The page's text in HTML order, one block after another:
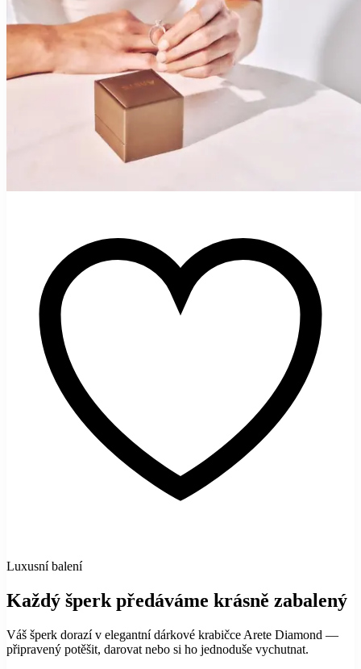
Luxusní balení
Každý šperk předáváme krásně zabalený
Váš šperk dorazí v elegantní dárkové krabičce Arete Diamond —
připravený potěšit, darovat nebo si ho jednoduše vychutnat.